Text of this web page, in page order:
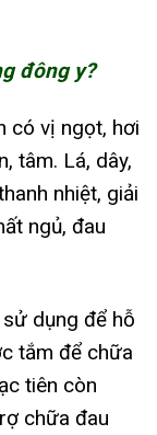
đông y?
có vị ngọt, hơi
tâm. Lá, dây,
nhiệt, giải
ngủ, đau
dụng để hỗ
tắm để chữa
tiên còn
chữa đau